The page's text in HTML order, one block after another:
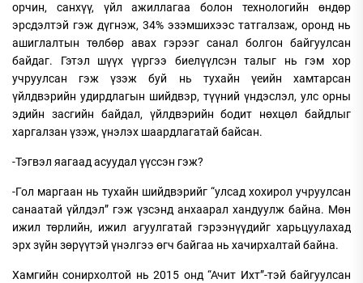
орчин, санхүү, үйл ажиллагаа болон технологийн өндөр
эрсдэлтэй гэж дүгнэж, 34% эзэмшихээс татгалзаж, оронд нь
ашиглалтын төлбөр авах гэрээг санал болгон байгуулсан
байдаг. Гэтэл шүүх үүргээ биелүүлсэн талыг нь гэм хор
учруулсан гэж үзэж буй нь тухайн үеийн хамтарсан
үйлдвэрийн удирдлагын шийдвэр, түүний үндэслэл, улс орны
эдийн засгийн байдал, үйлдвэрийн бодит нөхцөл байдлыг
харгалзан үзэж, үнэлэх шаардлагатай байсан.
-Тэгвэл яагаад асуудал үүссэн гэж?
-Гол маргаан нь тухайн шийдвэрийг “улсад хохирол учруулсан
санаатай үйлдэл” гэж үзсэнд анхаарал хандуулж байна. Мөн
ижил төрлийн, ижил агуулгатай гэрээнүүдийг харьцуулахад
эрх зүйн зөрүүтэй үнэлгээ өгч байгаа нь хачирхалтай байна.
Хамгийн сонирхолтой нь 2015 онд “Ачит Ихт”-тэй байгуулсан